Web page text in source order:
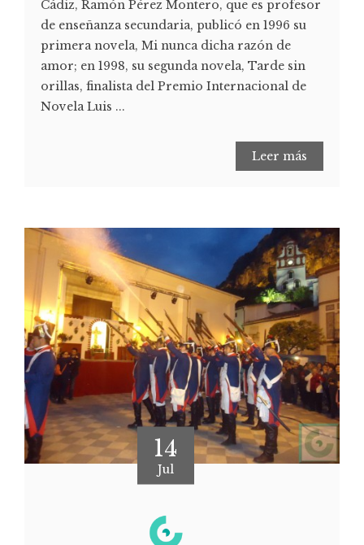
Cádiz, Ramón Pérez Montero, que es profesor
de enseñanza secundaria, publicó en 1996 su
primera novela, Mi nunca dicha razón de
amor; en 1998, su segunda novela, Tarde sin
orillas, finalista del Premio Internacional de
Novela Luis ...
Leer más
14
Jul